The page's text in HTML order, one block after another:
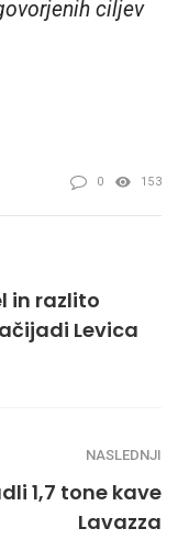
ciljev
0 153
in razlito
Levica
NASLEDNJI
1,7 tone kave
Lavazza